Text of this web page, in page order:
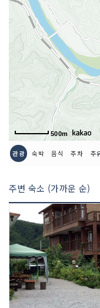
500m
관광 숙박 음식 주차 주
주변 숙소 (가까운 순)